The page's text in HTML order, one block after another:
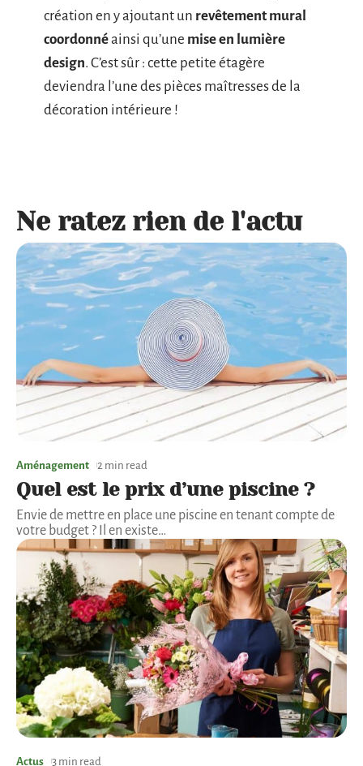
création en y ajoutant un revêtement mural
coordonnéainsi qu’une mise en lumière
design. C’est sûr : cette petite étagère
deviendra l’une des pièces maîtresses de la
décoration intérieure !
Ne ratez rien de l'actu
Aménagement 2 min read
Quel est le prix d’une piscine ?
Envie de mettre en place une piscine en tenant compte de
votre budget ? Il en existe…
Actus 3 min read